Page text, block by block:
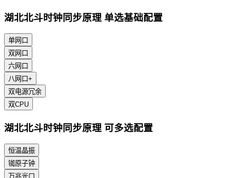
湖北北斗时钟同步原理 单选基础配置
单网口
双网口
六网口
八网口+
双电源冗余
双CPU
湖北北斗时钟同步原理 可多选配置
恒温晶振
铷原子钟
万兆光口